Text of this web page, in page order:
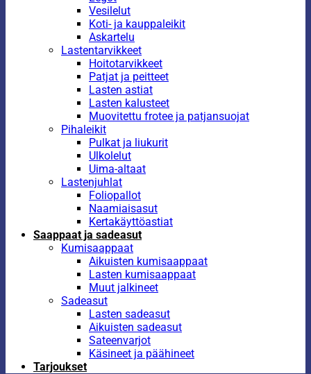
Vesilelut
Koti- ja kauppaleikit
Askartelu
Lastentarvikkeet
Hoitotarvikkeet
Patjat ja peitteet
Lasten astiat
Lasten kalusteet
Muovitettu frotee ja patjansuojat
Pihaleikit
Pulkat ja liukurit
Ulkolelut
Uima-altaat
Lastenjuhlat
Foliopallot
Naamiaisasut
Kertakäyttöastiat
Saappaat ja sadeasut
Kumisaappaat
Aikuisten kumisaappaat
Lasten kumisaappaat
Muut jalkineet
Sadeasut
Lasten sadeasut
Aikuisten sadeasut
Sateenvarjot
Käsineet ja päähineet
Tarjoukset